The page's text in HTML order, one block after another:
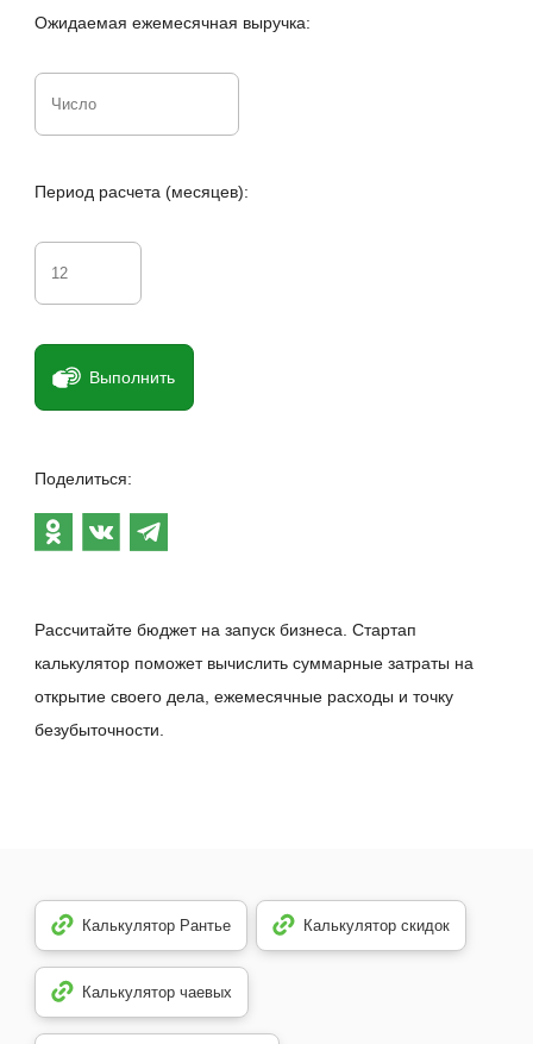
Ожидаемая ежемесячная выручка:
Период расчета (месяцев):
Выполнить
Поделиться:
Рассчитайте бюджет на запуск бизнеса. Стартап
калькулятор поможет вычислить суммарные затраты на
открытие своего дела, ежемесячные расходы и точку
безубыточности.
Калькулятор Рантье Калькулятор скидок
Калькулятор чаевых